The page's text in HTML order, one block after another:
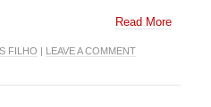
Read More
FILHO | LEAVE A COMMENT